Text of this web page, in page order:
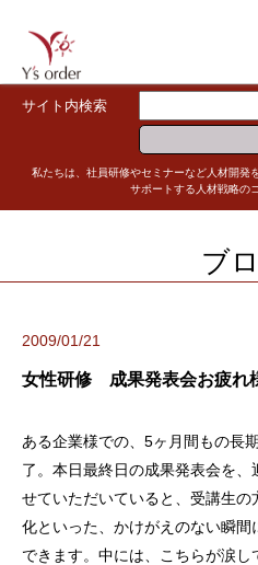
サイト内検索
私たちは、社員研修やセミナーなど人材開発
サポートする人材戦略の
ブ
2009/01/21
女性研修 成果発表会お疲れ
ある企業様での、5ヶ月間もの長
了。本日最終日の成果発表会を、
せていただいていると、受講生
化といった、かけがえのない瞬
できます。中には、こちらが涙